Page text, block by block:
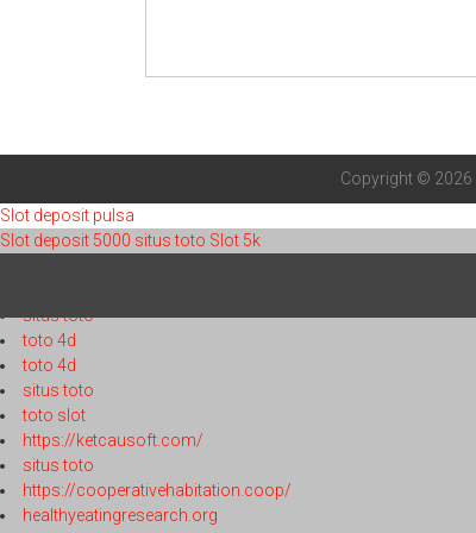
Copyright © 2026
Slot deposit pulsa
Slot deposit 5000 situs toto Slot 5k
situs toto
toto 4d
toto 4d
situs toto
toto slot
https://ketcausoft.com/
situs toto
https://cooperativehabitation.coop/
healthyeatingresearch.org